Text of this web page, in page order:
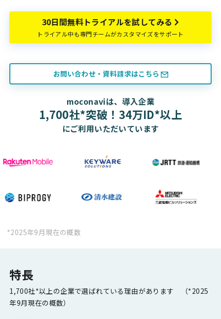
30日間無料トライアルを試してみる
トライアル中も専門チームがカスタマイズをサポート
お問い合わせ・資料請求はこちら
moconaviは、導入企業
1,700社*突破！34万ID*以上
にご利用いただいています
*2025年9月現在の概数
特長
1,700社*以上の企業で選ばれている理由があります （*2025
年9月現在の概数）